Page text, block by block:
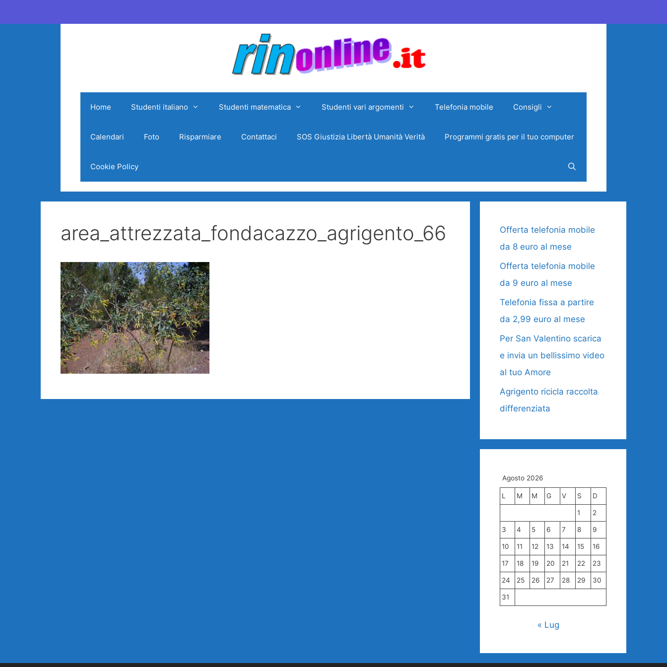
al
Home Studenti italiano Studenti matematica Studenti vari argomenti Telefonia mobile Consigli
Calendari Foto Risparmiare Contattaci SOS Giustizia Libertà Umanità Verità Programmi gratis per il tuo computer
Cookie Policy
area_attrezzata_fondacazzo_agrigento_66
Offerta telefonia mobile
da 8 euro al mese
Offerta telefonia mobile
da 9 euro al mese
Telefonia fissa a partire
da 2,99 euro al mese
Per San Valentino scarica
e invia un bellissimo video
al tuo Amore
Agrigento ricicla raccolta
differenziata
Agosto 2026
L M M G V S D
1 2
3 4 5 6 7 8 9
10 11 12 13 14 15 16
17 18 19 20 21 22 23
24 25 26 27 28 29 30
31
« Lug